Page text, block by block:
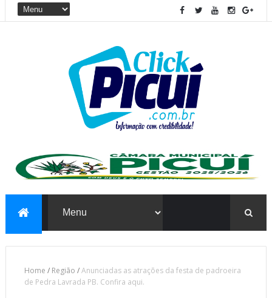
Home / Região /Anunciadas as atrações da festa de padroeira
de Pedra Lavrada PB. Confira aqui.